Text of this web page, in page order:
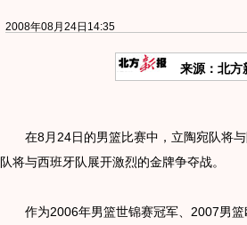
2008年08月24日14:35
来源：北方
在8月24日的男篮比赛中，立陶宛队将与
队将与西班牙队展开激烈的金牌争夺战。
作为2006年男篮世锦赛冠军、2007男篮